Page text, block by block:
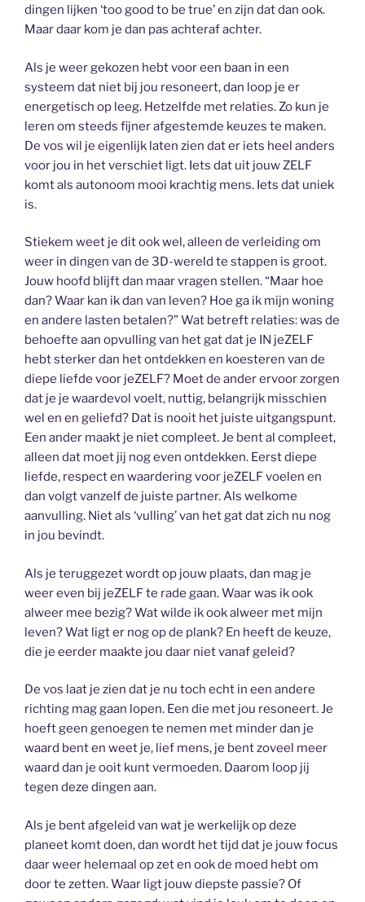
dingen lijken ‘too good to be true’ en zijn dat dan ook.
Maar daar kom je dan pas achteraf achter.
Als je weer gekozen hebt voor een baan in een
systeem dat niet bij jou resoneert, dan loop je er
energetisch op leeg. Hetzelfde met relaties. Zo kun je
leren om steeds fijner afgestemde keuzes te maken.
De vos wil je eigenlijk laten zien dat er iets heel anders
voor jou in het verschiet ligt. Iets dat uit jouw ZELF
komt als autonoom mooi krachtig mens. Iets dat uniek
is.
Stiekem weet je dit ook wel, alleen de verleiding om
weer in dingen van de 3D-wereld te stappen is groot.
Jouw hoofd blijft dan maar vragen stellen. “Maar hoe
dan? Waar kan ik dan van leven? Hoe ga ik mijn woning
en andere lasten betalen?” Wat betreft relaties: was de
behoefte aan opvulling van het gat dat je IN jeZELF
hebt sterker dan het ontdekken en koesteren van de
diepe liefde voor jeZELF? Moet de ander ervoor zorgen
dat je je waardevol voelt, nuttig, belangrijk misschien
wel en en geliefd? Dat is nooit het juiste uitgangspunt.
Een ander maakt je niet compleet. Je bent al compleet,
alleen dat moet jij nog even ontdekken. Eerst diepe
liefde, respect en waardering voor jeZELF voelen en
dan volgt vanzelf de juiste partner. Als welkome
aanvulling. Niet als ‘vulling’ van het gat dat zich nu nog
in jou bevindt.
Als je teruggezet wordt op jouw plaats, dan mag je
weer even bij jeZELF te rade gaan. Waar was ik ook
alweer mee bezig? Wat wilde ik ook alweer met mijn
leven? Wat ligt er nog op de plank? En heeft de keuze,
die je eerder maakte jou daar niet vanaf geleid?
De vos laat je zien dat je nu toch echt in een andere
richting mag gaan lopen. Een die met jou resoneert. Je
hoeft geen genoegen te nemen met minder dan je
waard bent en weet je, lief mens, je bent zoveel meer
waard dan je ooit kunt vermoeden. Daarom loop jij
tegen deze dingen aan.
Als je bent afgeleid van wat je werkelijk op deze
planeet komt doen, dan wordt het tijd dat je jouw focus
daar weer helemaal op zet en ook de moed hebt om
door te zetten. Waar ligt jouw diepste passie? Of